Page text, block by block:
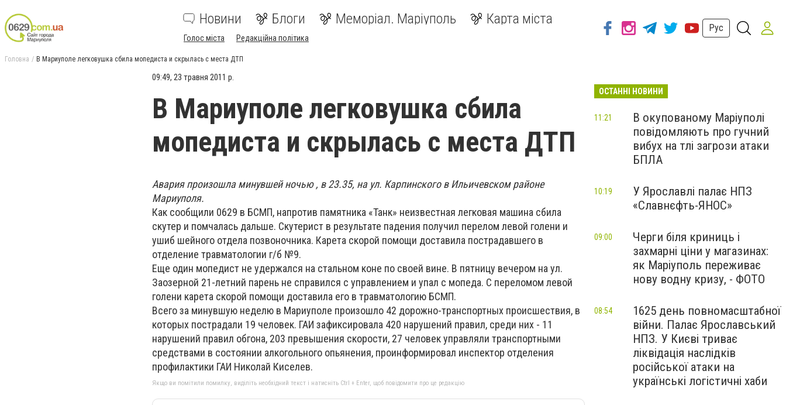
Новини Блоги Меморіал. Маріуполь Карта міста
Голос міста Редакційна політика
Рус
Головна В Мариуполе легковушка сбила мопедиста и скрылась с места ДТП
09:49, 23 травня 2011 р.
В Мариуполе легковушка сбила
мопедиста и скрылась с места ДТП
Авария произошла минувшей ночью , в 23.35, на ул. Карпинского в Ильичевском районе
Мариуполя.
Как сообщили 0629 в БСМП, напротив памятника «Танк» неизвестная легковая машина сбила
скутер и помчалась дальше. Скутерист в результате падения получил перелом левой голени и
ушиб шейного отдела позвоночника. Карета скорой помощи доставила пострадавшего в
отделение травматологии г/б №9.
Еще один мопедист не удержался на стальном коне по своей вине. В пятницу вечером на ул.
Заозерной 21-летний парень не справился с управлением и упал с мопеда. С переломом левой
голени карета скорой помощи доставила его в травматологию БСМП.
Всего за минувшую неделю в Мариуполе произошло 42 дорожно-транспортных происшествия, в
которых пострадали 19 человек. ГАИ зафиксировала 420 нарушений правил, среди них - 11
нарушений правил обгона, 203 превышения скорости, 27 человек управляли транспортными
средствами в состоянии алкогольного опьянения, проинформировал инспектор отделения
профилактики ГАИ Николай Киселев.
Якщо ви помітили помилку, виділіть необхідний текст і натисніть Ctrl + Enter, щоб повідомити про це редакцію
ОСТАННІ НОВИНИ
В окупованому Маріуполі
повідомляють про гучний
вибух на тлі загрози атаки
БПЛА
11:21
У Ярославлі палає НПЗ
«Славнєфть-ЯНОС»
10:19
Черги біля криниць і
захмарні ціни у магазинах:
як Маріуполь переживає
нову водну кризу, - ФОТО
09:00
1625 день повномасштабної
війни. Палає Ярославський
НПЗ. У Києві триває
ліквідація наслідків
російської атаки на
українські логістичні хаби
08:54